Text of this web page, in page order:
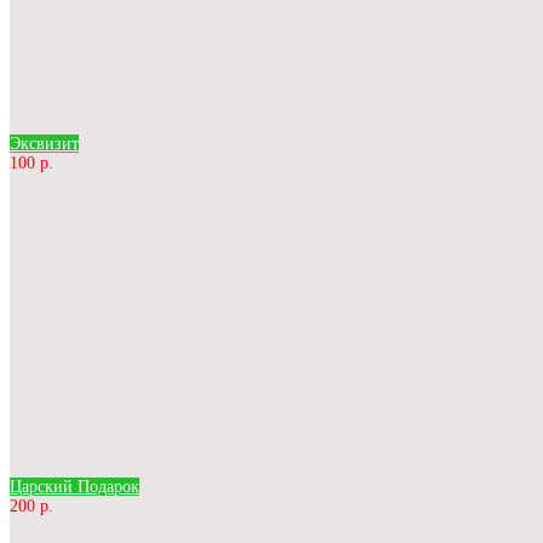
Эксвизит
100 р.
Царский Подарок
200 р.